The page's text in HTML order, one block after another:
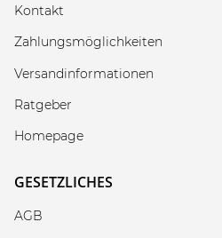
Kontakt
Zahlungsmöglichkeiten
Versandinformationen
Ratgeber
Homepage
GESETZLICHES
AGB